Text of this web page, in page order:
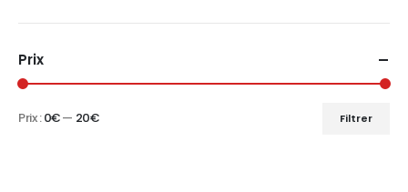
Prix
Filtrer
Prix :0€— 20€